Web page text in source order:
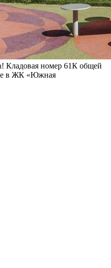
Кладовая номер 61К общей
в ЖК «Южная